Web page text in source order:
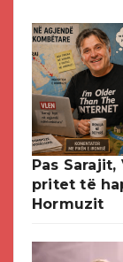
Pas
pritet të
Hormuzit